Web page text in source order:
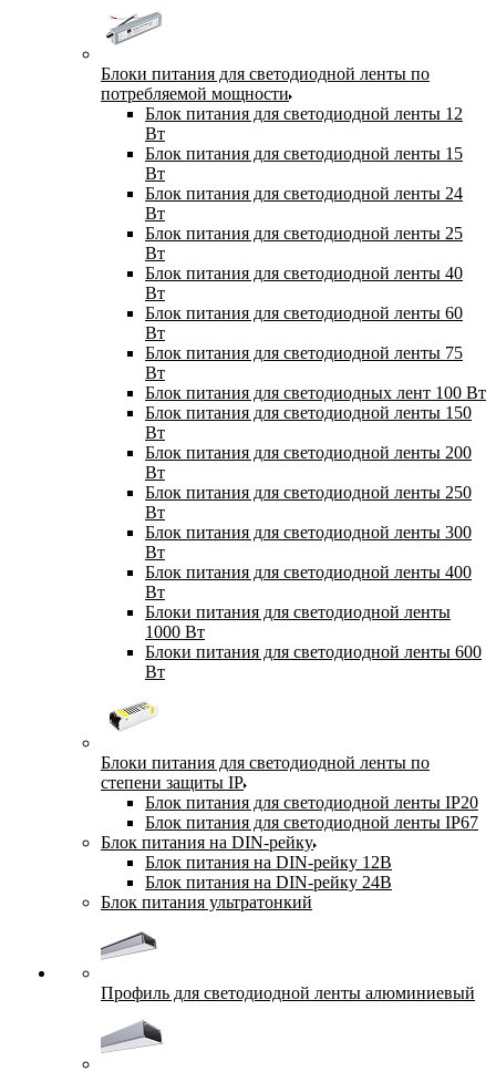
Блоки питания для светодиодной ленты по
потребляемой мощности
Блок питания для светодиодной ленты 12
Вт
Блок питания для светодиодной ленты 15
Вт
Блок питания для светодиодной ленты 24
Вт
Блок питания для светодиодной ленты 25
Вт
Блок питания для светодиодной ленты 40
Вт
Блок питания для светодиодной ленты 60
Вт
Блок питания для светодиодной ленты 75
Вт
Блок питания для светодиодных лент 100 Вт
Блок питания для светодиодной ленты 150
Вт
Блок питания для светодиодной ленты 200
Вт
Блок питания для светодиодной ленты 250
Вт
Блок питания для светодиодной ленты 300
Вт
Блок питания для светодиодной ленты 400
Вт
Блоки питания для светодиодной ленты
1000 Вт
Блоки питания для светодиодной ленты 600
Вт
Блоки питания для светодиодной ленты по
степени защиты IP
Блок питания для светодиодной ленты IP20
Блок питания для светодиодной ленты IP67
Блок питания на DIN-рейку
Блок питания на DIN-рейку 12В
Блок питания на DIN-рейку 24В
Блок питания ультратонкий
Профиль для светодиодной ленты алюминиевый